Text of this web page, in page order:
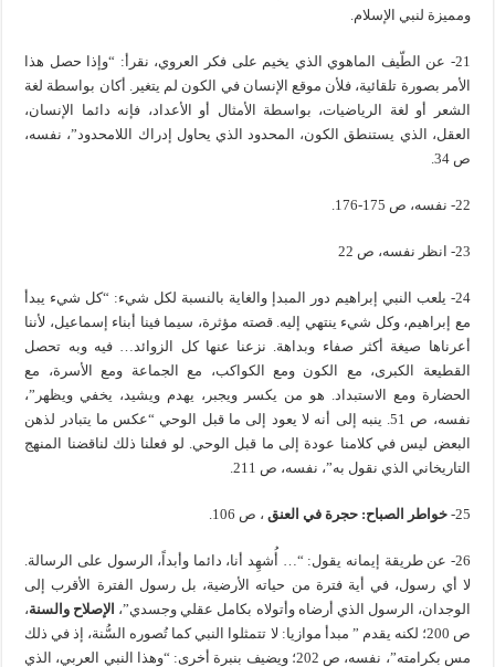
ومميزة لنبي الإسلام.
21- عن الطّيف الماهوي الذي يخيم على فكر العروي، نقرأ: “وإذا حصل هذا
الأمر بصورة تلقائية، فلأن موقع الإنسان في الكون لم يتغير. أكان بواسطة لغة
الشعر أو لغة الرياضيات، بواسطة الأمثال أو الأعداد، فإنه دائما الإنسان،
العقل، الذي يستنطق الكون، المحدود الذي يحاول إدراك اللامحدود”، نفسه،
ص 34.
22- نفسه، ص 175-176.
23- انظر نفسه، ص 22
24- يلعب النبي إبراهيم دور المبدإ والغاية بالنسبة لكل شيء: “كل شيء يبدأ
مع إبراهيم، وكل شيء ينتهي إليه. قصته مؤثرة، سيما فينا أبناء إسماعيل، لأننا
أعرناها صيغة أكثر صفاء وبداهة. نزعنا عنها كل الزوائد… فيه وبه تحصل
القطيعة الكبرى، مع الكون ومع الكواكب، مع الجماعة ومع الأسرة، مع
الحضارة ومع الاستبداد. هو من يكسر ويجبر، يهدم ويشيد، يخفي ويظهر”،
نفسه، ص 51. ينبه إلى أنه لا يعود إلى ما قبل الوحي “عكس ما يتبادر لذهن
البعض ليس في كلامنا عودة إلى ما قبل الوحي. لو فعلنا ذلك لناقضنا المنهج
التاريخاني الذي نقول به”، نفسه، ص 211.
25- خواطر الصباح: حجرة في العنق ، ص 106.
26- عن طريقة إيمانه يقول: “… أُشهِد أنا، دائما وأبداً، الرسول على الرسالة.
لا أي رسول، في أية فترة من حياته الأرضية، بل رسول الفترة الأقرب إلى
الوجدان، الرسول الذي أرضاه وأتولاه بكامل عقلي وجسدي”، الإصلاح والسنة،
ص 200؛ لكنه يقدم ” مبدأ موازيا: لا تتمثلوا النبي كما تُصوره السُّنة، إذ في ذلك
مس بكرامته”، نفسه، ص 202؛ ويضيف بنبرة أخرى: “وهذا النبي العربي، الذي